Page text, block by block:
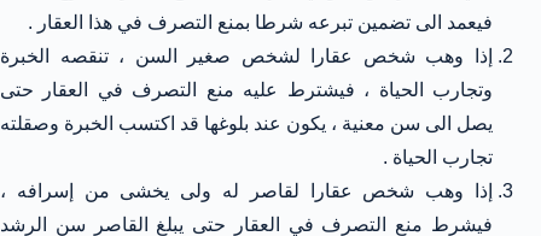
فيعمد الى تضمين تبرعه شرطا بمنع التصرف في هذا العقار .
إذا وهب شخص عقارا لشخص صغير السن ، تنقصه الخبرة
وتجارب الحياة ، فيشترط عليه منع التصرف في العقار حتى
يصل الى سن معنية ، يكون عند بلوغها قد اكتسب الخبرة وصقلته
تجارب الحياة .
إذا وهب شخص عقارا لقاصر له ولى يخشى من إسرافه ،
فيشرط منع التصرف في العقار حتى يبلغ القاصر سن الرشد